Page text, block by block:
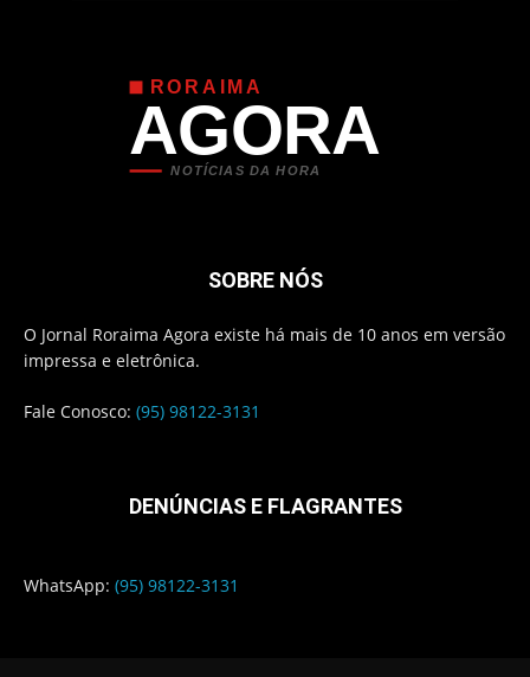
RORAIMA
AGORA
NOTÍCIAS DA HORA
SOBRE NÓS
O Jornal Roraima Agora existe há mais de 10 anos em versão
impressa e eletrônica.
Fale Conosco: (95) 98122-3131
DENÚNCIAS E FLAGRANTES
WhatsApp: (95) 98122-3131